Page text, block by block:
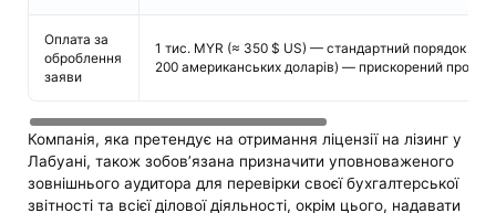
Оплата за
оброблення
заяви
1 тис. MYR (≈ 350 $ US) — стандартний порядок
200 американських доларів) — прискорений процес.
Компанія, яка претендує на отримання ліцензії на лізинг у
Лабуані, також зобов’язана призначити уповноваженого
зовнішнього аудитора для перевірки своєї бухгалтерської
звітності та всієї ділової діяльності, окрім цього, надавати